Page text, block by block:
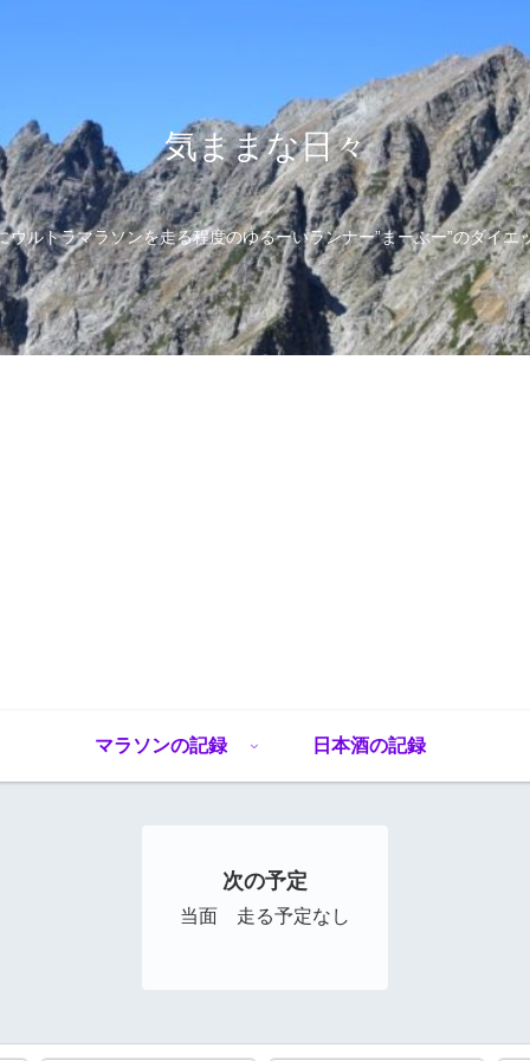
気ままな日々
ウルトラマラソンを走る程度のゆるーいランナー”まーぶー”のダイエ
マラソンの記録 日本酒の記録
次の予定
当面 走る予定なし